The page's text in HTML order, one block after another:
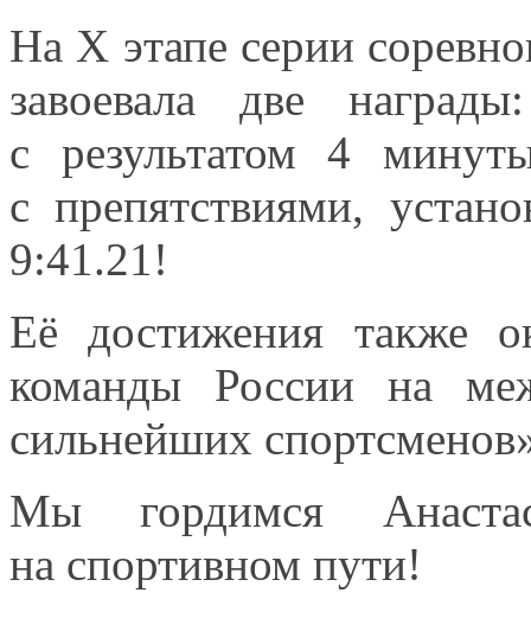
На X этапе серии
завоевала две
с результатом
4
с препятствиями,
9:41.21!
Её достижения также
команды России на
сильнейших
Мы гордимся
на спортивном пути!